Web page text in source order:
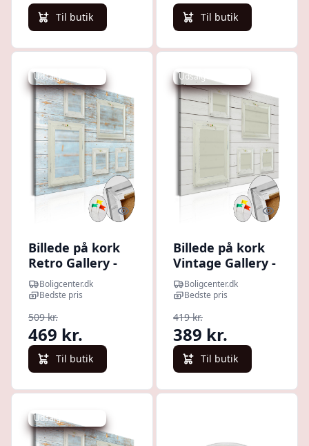
Til butik Til butik
Udsalg - spar 7 %
Quick look
Billede på kork
Retro Gallery -
dekorativ
opslagstavle
120 x 80 cm
Boligcenter.dk
Bedste pris
509 kr.
469 kr.
Til butik
Udsalg - spar 7 %
Quick
Billede på kork
Vintage Gallery -
dekorativ
opslagstavle - 90
Boligcenter.dk
Bedste pris
419 kr.
389 kr.
Til butik
Udsalg - spar 8 %